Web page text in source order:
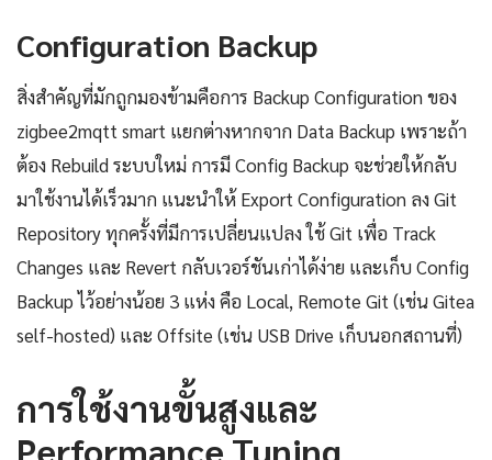
Configuration Backup
สิ่งสำคัญที่มักถูกมองข้ามคือการ Backup Configuration ของ
zigbee2mqtt smart แยกต่างหากจาก Data Backup เพราะถ้า
ต้อง Rebuild ระบบใหม่ การมี Config Backup จะช่วยให้กลับ
มาใช้งานได้เร็วมาก แนะนำให้ Export Configuration ลง Git
Repository ทุกครั้งที่มีการเปลี่ยนแปลง ใช้ Git เพื่อ Track
Changes และ Revert กลับเวอร์ชันเก่าได้ง่าย และเก็บ Config
Backup ไว้อย่างน้อย 3 แห่ง คือ Local, Remote Git (เช่น Gitea
self-hosted) และ Offsite (เช่น USB Drive เก็บนอกสถานที่)
การใช้งานขั้นสูงและ
Performance Tuning